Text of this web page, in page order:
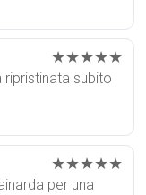
★★★★★
ripristinata subito
★★★★★
per una